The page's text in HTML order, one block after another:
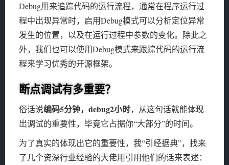
Debug用来追踪代码的运行流程，通常在程序运行过
程中出现异常时，启用Debug模式可以分析定位异常
发生的位置，以及在运行过程中参数的变化。除此之
外，我们也可以使用Debug模式来跟踪代码的运行流
程来学习优秀的开源框架。
断点调试有多重要？
俗话说编码5分钟，debug2小时，从这句话就能体现
出调试的重要性，毕竟它占据你“大部分”的时间。
为了真实的体现出它的重要性，我“引经据典”，找来
了几个资深行业经验的大佬用引用他们的话来表述：